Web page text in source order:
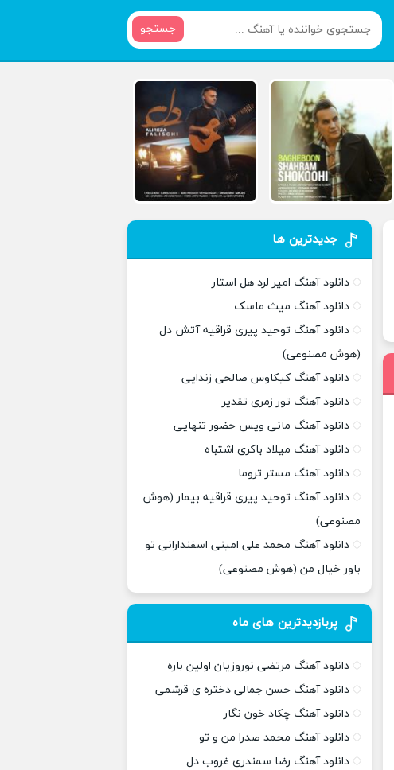
جستجو
جدیدترین ها
دانلود آهنگ امیر لرد هل استار
دانلود آهنگ میث ماسک
دانلود آهنگ توحید پیری قراقیه آتش دل
(هوش مصنوعی)
دانلود آهنگ کیکاوس صالحی زندایی
دانلود آهنگ تور زمری تقدیر
دانلود آهنگ مانی ویس حضور تنهایی
دانلود آهنگ میلاد باکری اشتباه
دانلود آهنگ مستر تروما
دانلود آهنگ توحید پیری قراقیه بیمار (هوش
مصنوعی)
دانلود آهنگ محمد علی امینی اسفندارانی تو
باور خیال من (هوش مصنوعی)
پربازدیدترین های ماه
دانلود آهنگ مرتضی نوروزیان اولین باره
دانلود آهنگ حسن جمالی دختره ی قرشمی
دانلود آهنگ چکاد خون نگار
دانلود آهنگ محمد صدرا من و تو
دانلود آهنگ رضا سمندری غروب دل